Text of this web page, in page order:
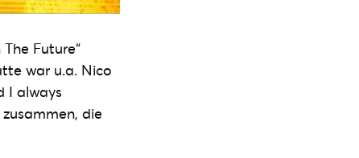
Future“
war u.a. Nico
I always
die